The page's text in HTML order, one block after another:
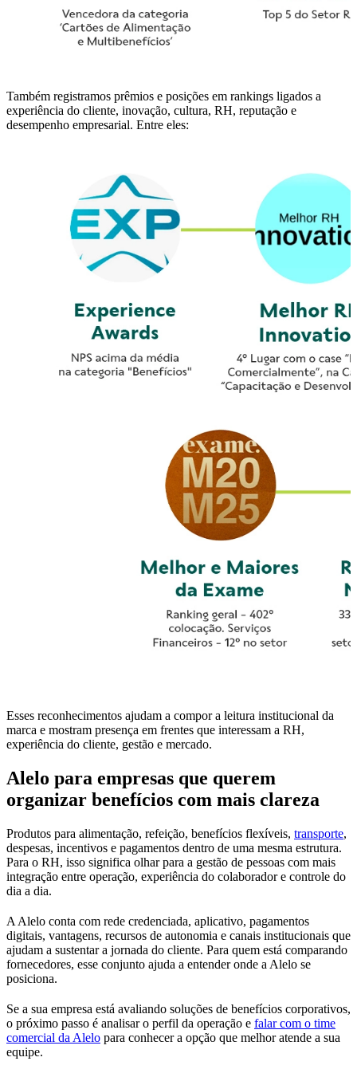
Também registramos prêmios e posições em rankings ligados a
experiência do cliente, inovação, cultura, RH, reputação e
desempenho empresarial. Entre eles:
Esses reconhecimentos ajudam a compor a leitura institucional da
marca e mostram presença em frentes que interessam a RH,
experiência do cliente, gestão e mercado.
Alelo para empresas que querem
organizar benefícios com mais clareza
Produtos para alimentação, refeição, benefícios flexíveis, transporte,
despesas, incentivos e pagamentos dentro de uma mesma estrutura.
Para o RH, isso significa olhar para a gestão de pessoas com mais
integração entre operação, experiência do colaborador e controle do
dia a dia.
A Alelo conta com rede credenciada, aplicativo, pagamentos
digitais, vantagens, recursos de autonomia e canais institucionais que
ajudam a sustentar a jornada do cliente. Para quem está comparando
fornecedores, esse conjunto ajuda a entender onde a Alelo se
posiciona.
Se a sua empresa está avaliando soluções de benefícios corporativos,
o próximo passo é analisar o perfil da operação e falar com o time
comercial da Alelo para conhecer a opção que melhor atende a sua
equipe.